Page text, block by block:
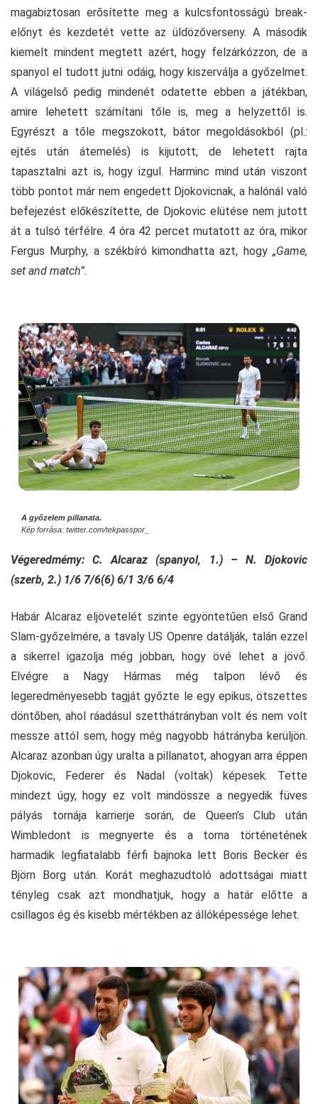
magabiztosan erősítette meg a kulcsfontosságú break-
előnyt és kezdetét vette az üldözőverseny. A második
kiemelt mindent megtett azért, hogy felzárkózzon, de a
spanyol el tudott jutni odáig, hogy kiszerválja a győzelmet.
A világelső pedig mindenét odatette ebben a játékban,
amire lehetett számítani tőle is, meg a helyzettől is.
Egyrészt a tőle megszokott, bátor megoldásokból (pl.:
ejtés után átemelés) is kijutott, de lehetett rajta
tapasztalni azt is, hogy izgul. Harminc mind után viszont
több pontot már nem engedett Djokovicnak, a halónál való
befejezést előkészítette, de Djokovic elütése nem jutott
át a tulsó térfélre. 4 óra 42 percet mutatott az óra, mikor
Fergus Murphy, a székbíró kimondhatta azt, hogy „Game,
set and match”.
A győzelem pillanata.
Kép forrása: twitter.com/tekpasspor_
Végeredmémy: C. Alcaraz (spanyol, 1.) – N. Djokovic
(szerb, 2.) 1/6 7/6(6) 6/1 3/6 6/4
Habár Alcaraz eljövetelét szinte egyöntetűen első Grand
Slam-győzelmére, a tavaly US Openre datálják, talán ezzel
a sikerrel igazolja még jobban, hogy övé lehet a jövő.
Elvégre a Nagy Hármas még talpon lévő és
legeredményesebb tagját győzte le egy epikus, ötszettes
döntőben, ahol ráadásul szetthátrányban volt és nem volt
messze attól sem, hogy még nagyobb hátrányba kerüljön.
Alcaraz azonban úgy uralta a pillanatot, ahogyan arra éppen
Djokovic, Federer és Nadal (voltak) képesek. Tette
mindezt úgy, hogy ez volt mindössze a negyedik füves
pályás tornája karrierje során, de Queen’s Club után
Wimbledont is megnyerte és a torna történetének
harmadik legfiatalabb férfi bajnoka lett Boris Becker és
Björn Borg után. Korát meghazudtoló adottságai miatt
tényleg csak azt mondhatjuk, hogy a határ előtte a
csillagos ég és kisebb mértékben az állóképessége lehet.